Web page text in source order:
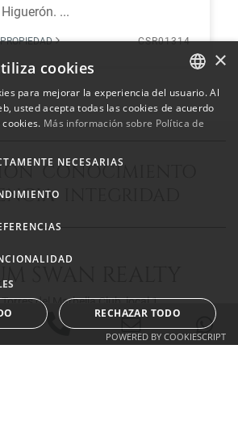
...
CSR01314
CONOCIMIENTO
INTEGRIDAD
SWAN REALTY
del Marbella Club, local 1
Alfonso de Hohenlohe
29602 Marbella Málaga
ENGLISH
SPANISH
×
cookies
para mejorar la experiencia del usuario. Al
usted acepta todas las cookies de acuerdo
Más información sobre Política de
NECESARIAS
RECHAZAR TODO
POWERED BY COOKIESCRIPT